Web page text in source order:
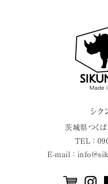
シク
茨城県 つく
TEL ：
E-mail ：